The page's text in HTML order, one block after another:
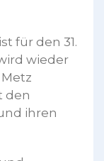
für den 31.
wieder
den
ihren